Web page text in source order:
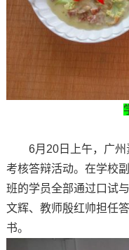
6月20日上午，广
考核答辩活动。在学校
班的学员全部通过口试
文辉、教师殷红帅担任
书。